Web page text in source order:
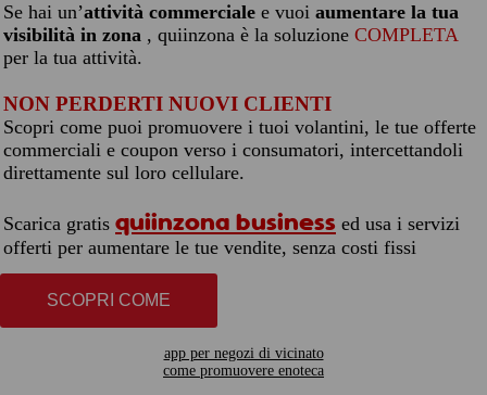
Se hai un’attività commerciale e vuoi aumentare la tua
visibilità in zona , quiinzona è la soluzione COMPLETA
per la tua attività.
NON PERDERTI NUOVI CLIENTI
Scopri come puoi promuovere i tuoi volantini, le tue offerte
commerciali e coupon verso i consumatori, intercettandoli
direttamente sul loro cellulare.
Scarica gratis quiinzona business ed usa i servizi
offerti per aumentare le tue vendite, senza costi fissi
SCOPRI COME
app per negozi di vicinato
come promuovere enoteca